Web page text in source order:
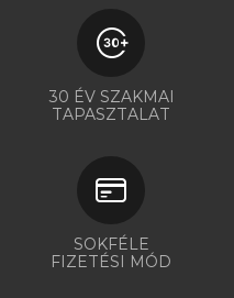
30 ÉV SZAKMAI
TAPASZTALAT
SOKFÉLE
FIZETÉSI MÓD